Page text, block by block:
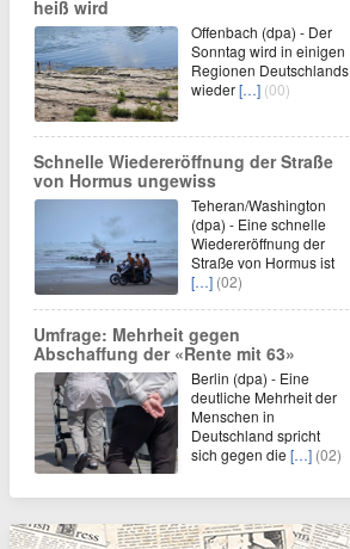
heiß wird
Offenbach (dpa) - Der
Sonntag wird in einigen
Regionen Deutschlands
wieder[…] (00)
Schnelle Wiedereröffnung der Straße
von Hormus ungewiss
Teheran/Washington
(dpa) - Eine schnelle
Wiedereröffnung der
Straße von Hormus ist
[…] (02)
Umfrage: Mehrheit gegen
Abschaffung der «Rente mit 63»
Berlin (dpa) - Eine
deutliche Mehrheit der
Menschen in
Deutschland spricht
sich gegen die […] (02)